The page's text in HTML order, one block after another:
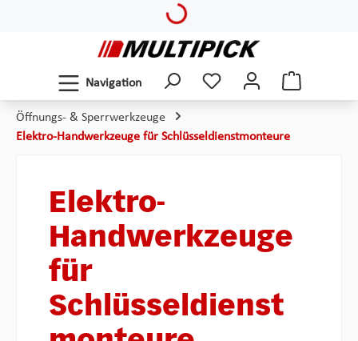
Loading...
Navigation
Öffnungs- & Sperrwerkzeuge
Elektro-Handwerkzeuge für Schlüsseldienstmonteure
Elektro-
Handwerkzeuge
für
Schlüsseldienst